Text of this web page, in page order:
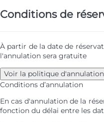
Conditions de
À partir de la date de
l'annulation sera gratuite
Voir la politique d'annulation
Conditions d’annulation
En cas d'annulation de la
fonction du délai entre les